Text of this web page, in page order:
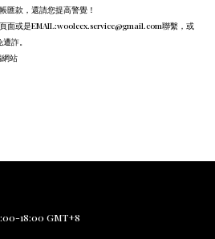
匯款，還請您提高警覺！
面或是EMAIL:wooleex.service@gmail.com聯繫，或
詐。
網站
18:00 GMT+8